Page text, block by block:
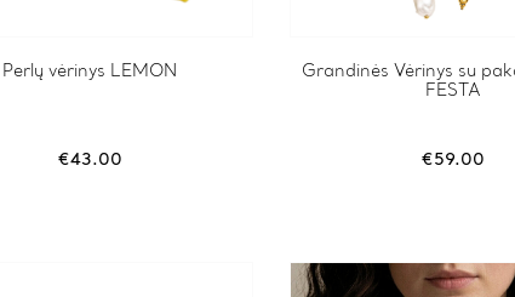
Perlų vėrinys LEMON
€43.00
Grandinės Vėrinys su
FESTA
€59.00